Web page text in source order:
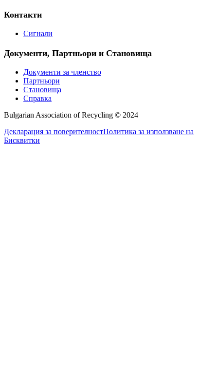
Контакти
Сигнали
Документи, Партньори и Становища
Документи за членство
Партньори
Становища
Справка
Bulgarian Association of Recycling © 2024
Декларация за поверителностПолитика за използване на
Бисквитки